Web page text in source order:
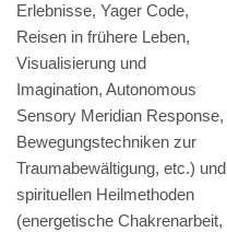
Erlebnisse, Yager Code,
Reisen in frühere Leben,
Visualisierung und
Imagination, Autonomous
Sensory Meridian Response,
Bewegungstechniken zur
Traumabewältigung, etc.) und
spirituellen Heilmethoden
(energetische Chakrenarbeit,